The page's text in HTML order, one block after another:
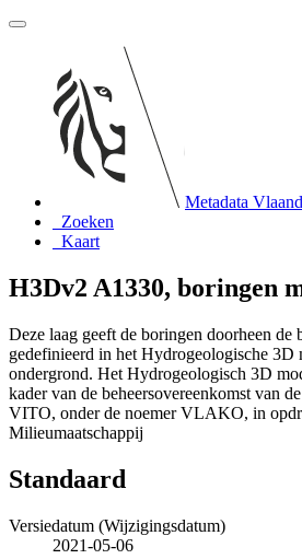
Metadata
Zoeken
Kaart
H3Dv2 A1330, boringen
Deze laag geeft de boringen doorheen de
gedefinieerd in het Hydrogeologische 3D
ondergrond. Het Hydrogeologisch 3D
kader van de beheersovereenkomst van
VITO, onder de noemer VLAKO, in
Milieumaatschappij
Standaard
Versiedatum (Wijzigingsdatum)
2021-05-06